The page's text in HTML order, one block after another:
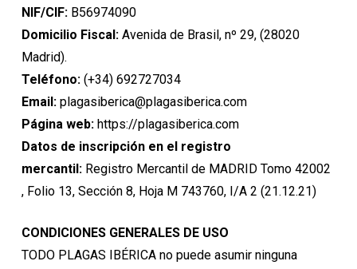
NIF/CIF:B56974090
Domicilio Fiscal:Avenida de Brasil, nº 29, (28020
Madrid).
Teléfono:(+34) 692727034
Email:plagasiberica@plagasiberica.com
Página web: https://plagasiberica.com
Datos de inscripción en el registro
mercantil:Registro Mercantil de MADRID Tomo 42002
, Folio 13, Sección 8, Hoja M 743760, I/A 2 (21.12.21)
CONDICIONES GENERALES DE USO
TODO PLAGAS IBÉRICA no puede asumir ninguna